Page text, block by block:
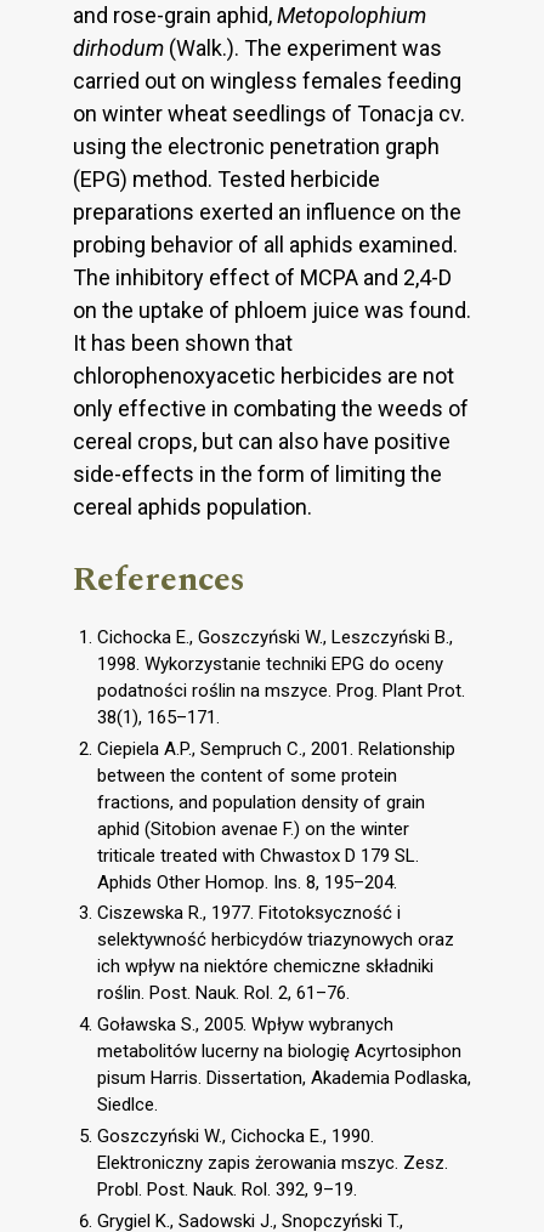
and rose-grain aphid,Metopolophium
dirhodum (Walk.). The experiment was
carried out on wingless females feeding
on winter wheat seedlings of Tonacja cv.
using the electronic penetration graph
(EPG) method. Tested herbicide
preparations exerted an influence on the
probing behavior of all aphids examined.
The inhibitory effect of MCPA and 2,4-D
on the uptake of phloem juice was found.
It has been shown that
chlorophenoxyacetic herbicides are not
only effective in combating the weeds of
cereal crops, but can also have positive
side-effects in the form of limiting the
cereal aphids population.
References
Cichocka E., Goszczyński W., Leszczyński B.,
1998. Wykorzystanie techniki EPG do oceny
podatności roślin na mszyce. Prog. Plant Prot.
38(1), 165–171.
Ciepiela A.P., Sempruch C., 2001. Relationship
between the content of some protein
fractions, and population density of grain
aphid (Sitobion avenae F.) on the winter
triticale treated with Chwastox D 179 SL.
Aphids Other Homop. Ins. 8, 195–204.
Ciszewska R., 1977. Fitotoksyczność i
selektywność herbicydów triazynowych oraz
ich wpływ na niektóre chemiczne składniki
roślin. Post. Nauk. Rol. 2, 61–76.
Goławska S., 2005. Wpływ wybranych
metabolitów lucerny na biologię Acyrtosiphon
pisum Harris. Dissertation, Akademia Podlaska,
Siedlce.
Goszczyński W., Cichocka E., 1990.
Elektroniczny zapis żerowania mszyc. Zesz.
Probl. Post. Nauk. Rol. 392, 9–19.
Grygiel K., Sadowski J., Snopczyński T.,